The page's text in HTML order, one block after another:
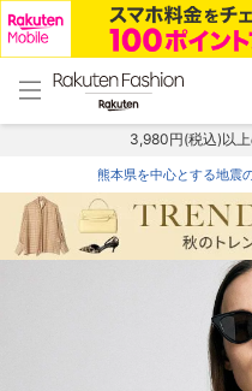
menu home
トップ
3,980円(税込)以
熊本県を中心とする地震